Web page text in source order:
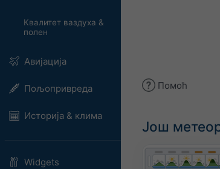
Квалитет ваздуха &
полен
Авијација
Пољопривреда
Историја & клима
Widgets
Помоћ
Још